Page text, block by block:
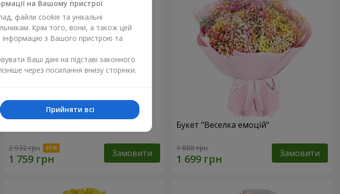
2 932 грн Замовити
Букет "Веселка емоцій"
1 888 грн Замовити
на Вашому пристрої
файли cookie та унікальні
Крім того, вони, а також цей
інформацію з Вашого пристрою та
Ваші дані на підставі законного
через посилання внизу сторінки.
Прийняти всі